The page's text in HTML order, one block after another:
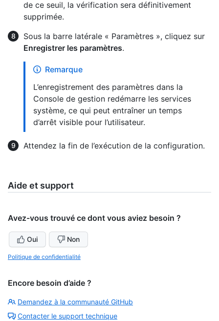
de ce seuil, la vérification sera définitivement
supprimée.
Sous la barre latérale « Paramètres », cliquez sur
Enregistrer les paramètres.
Remarque
L’enregistrement des paramètres dans la
Console de gestion redémarre les services
système, ce qui peut entraîner un temps
d’arrêt visible pour l’utilisateur.
Attendez la fin de l’exécution de la configuration.
Aide et support
Avez-vous trouvé ce dont vous aviez besoin ?
Oui Non
Politique de confidentialité
Encore besoin d’aide ?
Demandez à la communauté GitHub
Contacter le support technique